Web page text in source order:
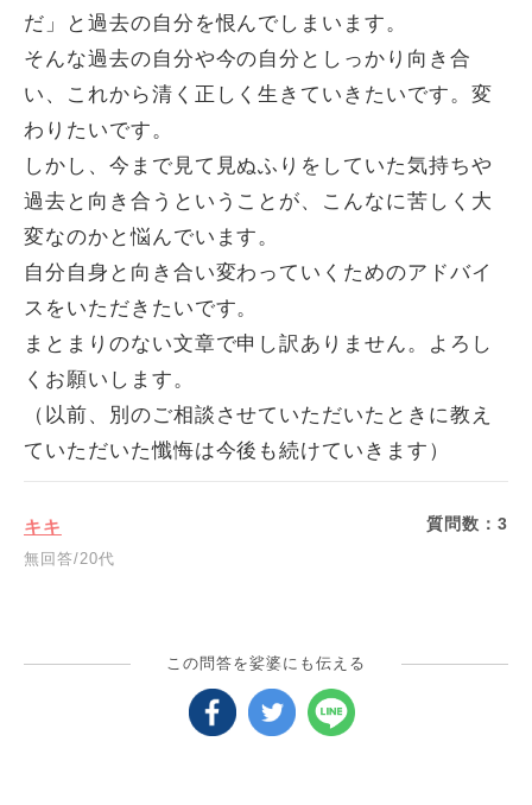
だ」と過去の自分を恨んでしまいます。
そんな過去の自分や今の自分としっかり向き合
い、これから清く正しく生きていきたいです。変
わりたいです。
しかし、今まで見て見ぬふりをしていた気持ちや
過去と向き合うということが、こんなに苦しく大
変なのかと悩んでいます。
自分自身と向き合い変わっていくためのアドバイ
スをいただきたいです。
まとまりのない文章で申し訳ありません。よろし
くお願いします。
（以前、別のご相談させていただいたときに教え
ていただいた懺悔は今後も続けていきます）
キキ
無回答/20代
質問数：3
この問答を娑婆にも伝える